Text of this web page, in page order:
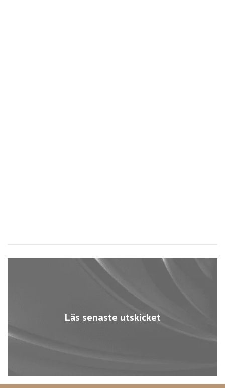
Läs senaste utskicket